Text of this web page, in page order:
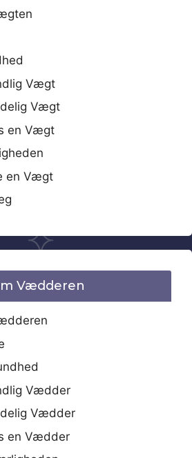
Vægt
Vægt
en Vægt
en Vægt
Vædderen
Vædder
Vædder
en Vædder